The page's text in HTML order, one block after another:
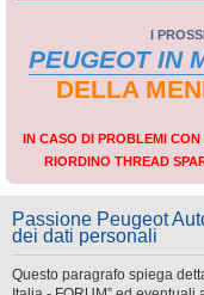
I
PEUGEOT IN
DELLA
IN CASO DI PROBLEMI
RIORDINO THREAD
Passione Peugeot
dei dati personali
Questo paragrafo spiega